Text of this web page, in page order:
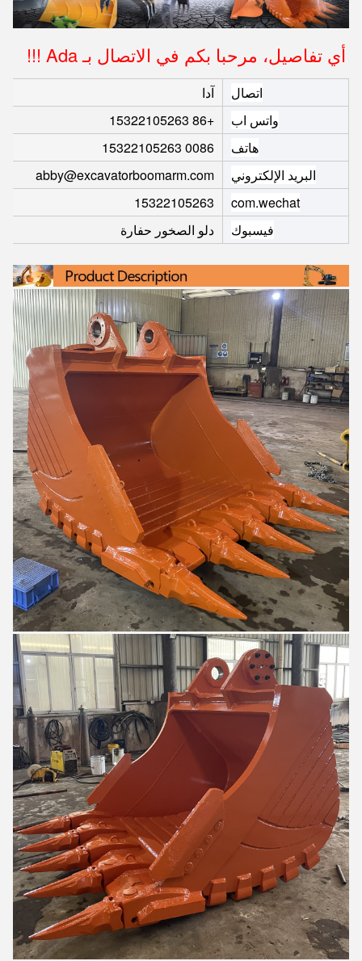
أي تفاصيل، مرحبا بكم في الاتصال بـ Ada !!!
اتصال
آدا
واتس اب
+86 15322105263
هاتف
0086 15322105263
البريد الإلكتروني
abby@excavatorboomarm.com
com.wechat
15322105263
فيسبوك
دلو الصخور حفارة